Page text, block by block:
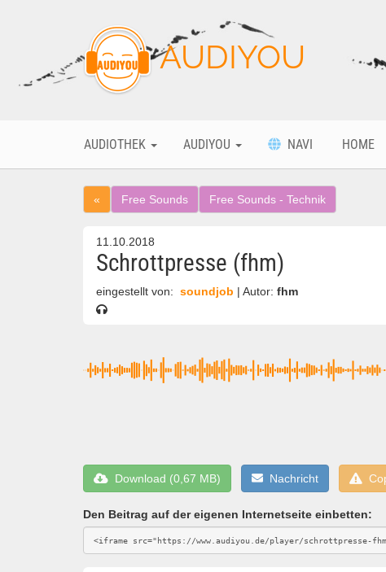
AUDIYOU
AUDIOTHEK AUDIYOU NAVI HOME
« Free Sounds Free Sounds - Technik
11.10.2018
Schrottpresse (fhm)
eingestellt von: soundjob | Autor: fhm
Download (0,67 MB) Nachricht
Den Beitrag auf der eigenen Internetseite einbetten: